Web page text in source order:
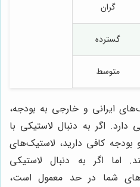
گران
گسترده
متوسط
ایرانی و خارجی به بودجه،
اگر به دنبال لاستیکی با
کافی دارید، لاستیک‌های
اما اگر به دنبال لاستیکی
شما در حد معمول است،